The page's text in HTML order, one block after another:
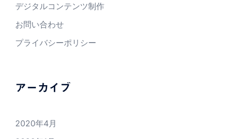
デジタルコンテンツ制作
お問い合わせ
プライバシーポリシー
アーカイブ
2020年4月